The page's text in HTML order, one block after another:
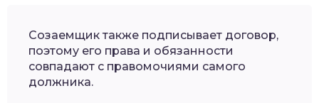
Созаемщик также подписывает договор,
поэтому его права и обязанности
совпадают с правомочиями самого
должника.